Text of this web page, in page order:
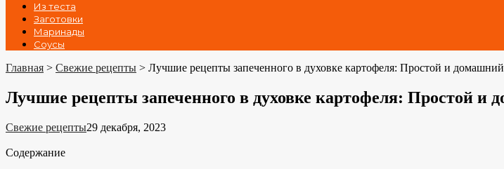
Из теста
Заготовки
Маринады
Соусы
Главная > Свежие рецепты > Лучшие рецепты запеченного в духовке картофеля: Простой и
Лучшие рецепты запеченного в духовке картофеля: Простой и
Свежие рецепты29 декабря, 2023
Содержание